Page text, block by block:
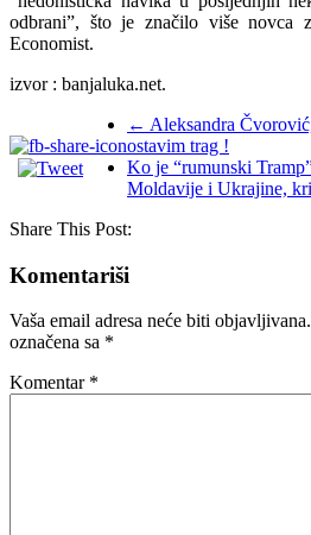
odbrani”, što je značilo više novca
Economist.
izvor : banjaluka.net.
← Aleksandra
ostavim trag !
Ko je “rumunski
Moldavije i Ukrajine,
Share This Post:
Komentariši
Vaša email adresa neće biti objavljivana.
označena sa *
Komentar *